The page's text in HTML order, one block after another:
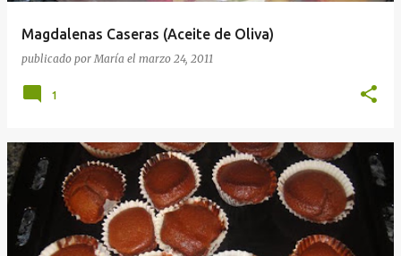
Magdalenas Caseras (Aceite de Oliva)
publicado por María el marzo 24, 2011
1